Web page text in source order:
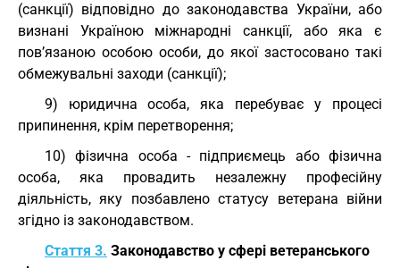
(санкції) відповідно до законодавства України, або
визнані Україною міжнародні санкції, або яка є
пов’язаною особою особи, до якої застосовано такі
обмежувальні заходи (санкції);
9) юридична особа, яка перебуває у процесі
припинення, крім перетворення;
10) фізична особа - підприємець або фізична
особа, яка провадить незалежну професійну
діяльність, яку позбавлено статусу ветерана війни
згідно із законодавством.
Стаття 3. Законодавство у сфері ветеранського